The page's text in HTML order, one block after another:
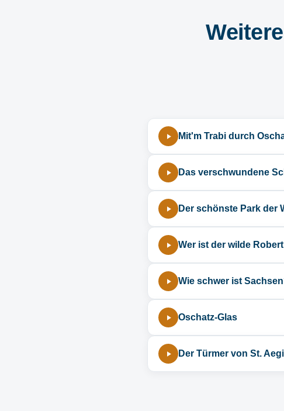
Mit'm Trabi durch
Das verschwundene
Der schönste Park der
Wer ist der wilde
Wie schwer ist
Oschatz-Glas
Der Türmer von St.